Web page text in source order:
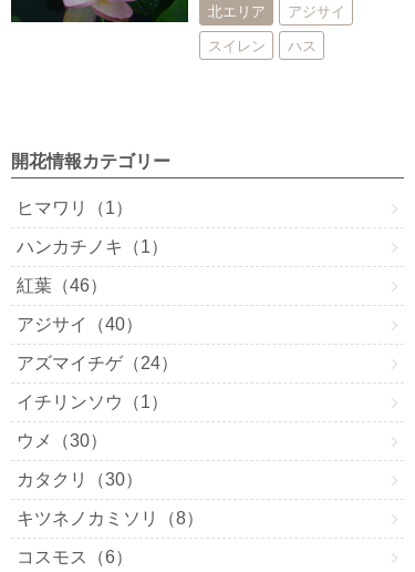
北エリア アジサイ
スイレン ハス
開花情報カテゴリー
ヒマワリ（1）
ハンカチノキ（1）
紅葉（46）
アジサイ（40）
アズマイチゲ（24）
イチリンソウ（1）
ウメ（30）
カタクリ（30）
キツネノカミソリ（8）
コスモス（6）